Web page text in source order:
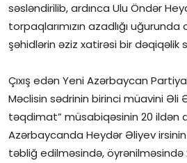
Dünya
səsləndirilib, ardınca Ulu Öndər
torpaqlarımızın azadlığı uğurunda
şəhidlərin əziz xatirəsi bir dəqiqəlik
Çıxış edən Yeni Azərbaycan
Məclisin sədrinin birinci müavini Əli
təqdimat” müsabiqəsinin 20 ildən
Azərbaycanda Heydər Əliyev
təbliğ edilməsində, öyrənilməsində